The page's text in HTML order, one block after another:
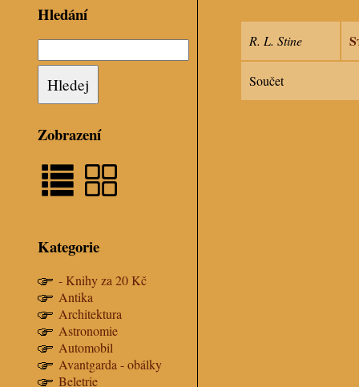
Hledání
Zobrazení
Kategorie
- Knihy za 20 Kč
Antika
Architektura
Astronomie
Automobil
Avantgarda - obálky
Beletrie
R. L. Stine
Součet